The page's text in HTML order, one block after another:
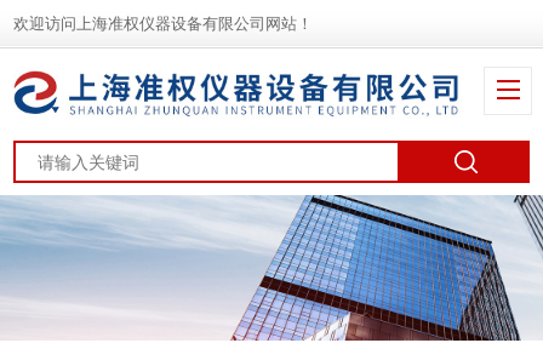
欢迎访问上海准权仪器设备有限公司网站！